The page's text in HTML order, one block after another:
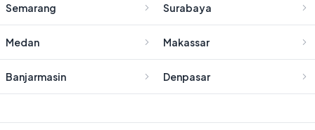
Semarang Surabaya
Medan Makassar
Banjarmasin Denpasar